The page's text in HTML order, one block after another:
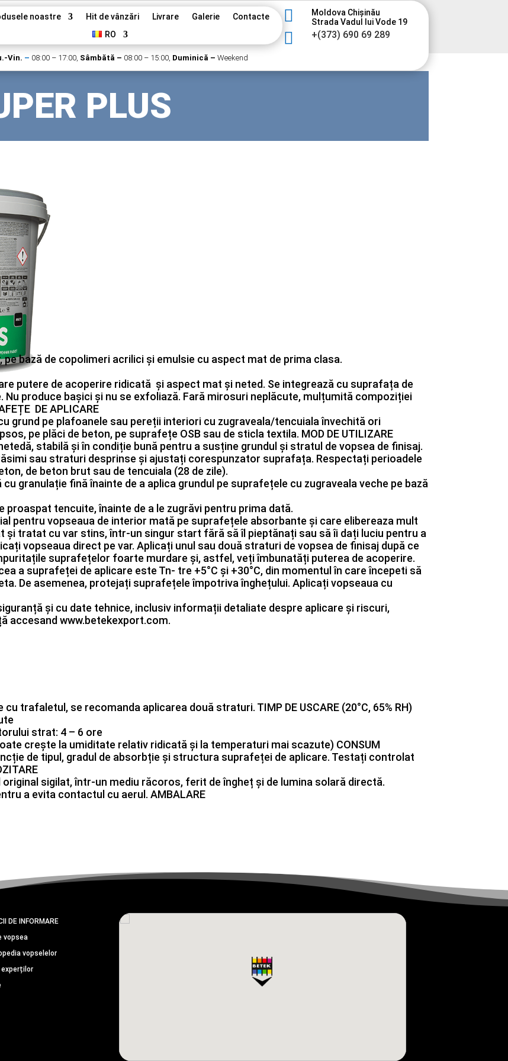
noastre Hit de vânzări Livrare Galerie
Contacte
RO
Vin. – 08:00 – 17:00, Sâmbătă – 08:00 – 15:00, Duminică – Weekend

Moldova Chișinău
Strada Vadul lui Vode 19
 +(373) 690 69 289
PLUS
bază de copolimeri acrilici și emulsie cu aspect mat de prima clasa.
putere de acoperire ridicată și aspect mat și neted. Se integrează cu suprafața de
Nu produce bașici și nu se exfoliază. Fară mirosuri neplăcute, mulțumită compoziției
DE APLICARE
grund pe plafoanele sau pereții interiori cu zugraveala/tencuiala învechită ori
pe plăci de beton, pe suprafețe OSB sau de sticla textila. MOD DE UTILIZARE
stabilă și în condiție bună pentru a susține grundul și stratul de vopsea de finisaj.
sau straturi desprinse și ajustați corespunzator suprafața. Respectați perioadele
de beton brut sau de tencuiala (28 de zile).
granulație fină înainte de a aplica grundul pe suprafețele cu zugraveala veche pe bază
tencuite, înainte de a le zugrăvi pentru prima dată.
pentru vopseaua de interior mată pe suprafețele absorbante și care elibereaza mult
și tratat cu var stins, într-un singur start fără să îl pieptănați sau să îi dați luciu pentru a
vopseaua direct pe var. Aplicați unul sau două straturi de vopsea de finisaj după ce
suprafețelor foarte murdare și, astfel, veți îmbunatăți puterea de acoperire.
a suprafeței de aplicare este Tn- tre +5°C și +30°C, din momentul în care începeti să
De asemenea, protejați suprafețele împotriva înghețului. Aplicați vopseaua cu
și cu date tehnice, inclusiv informații detaliate despre aplicare și riscuri,
accesand www.betekexport.com.
trafaletul, se recomanda aplicarea două straturi. TIMP DE USCARE (20°C, 65% RH)
strat: 4 – 6 ore
crește la umiditate relativ ridicată și la temperaturi mai scazute) CONSUM
de tipul, gradul de absorbție și structura suprafeței de aplicare. Testați controlat
sigilat, într-un mediu răcoros, ferit de îngheț și de lumina solară directă.
a evita contactul cu aerul. AMBALARE
DE INFORMARE
vopsea
vopselelor
experților